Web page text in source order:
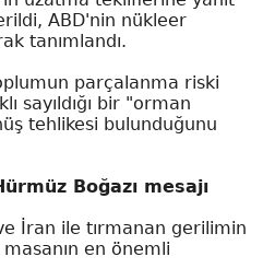
ABD'nin nükleer
tanımlandı.
parçalanma riski
sayıldığı bir "orman
tehlikesi bulunduğunu
Boğazı mesajı
İran ile tırmanan gerilimin
en önemli